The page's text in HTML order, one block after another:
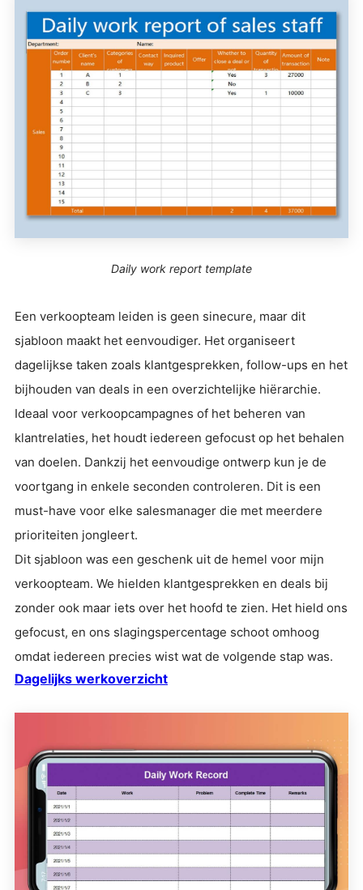
Daily work report template
Een verkoopteam leiden is geen sinecure, maar dit
sjabloon maakt het eenvoudiger. Het organiseert
dagelijkse taken zoals klantgesprekken, follow-ups en het
bijhouden van deals in een overzichtelijke hiërarchie.
Ideaal voor verkoopcampagnes of het beheren van
klantrelaties, het houdt iedereen gefocust op het behalen
van doelen. Dankzij het eenvoudige ontwerp kun je de
voortgang in enkele seconden controleren. Dit is een
must-have voor elke salesmanager die met meerdere
prioriteiten jongleert.
Dit sjabloon was een geschenk uit de hemel voor mijn
verkoopteam. We hielden klantgesprekken en deals bij
zonder ook maar iets over het hoofd te zien. Het hield ons
gefocust, en ons slagingspercentage schoot omhoog
omdat iedereen precies wist wat de volgende stap was.
Dagelijks werkoverzicht